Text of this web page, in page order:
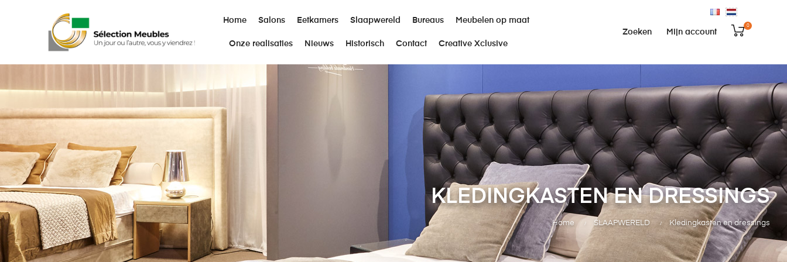
Home Salons Eetkamers Slaapwereld Bureaus Meubelen op maat
Onze realisaties Nieuws Historisch Contact Creative Xclusive
0
Mijn account
Zoeken
KLEDINGKASTEN EN DRESSINGS
Home SLAAPWERELD Kledingkasten en dressings